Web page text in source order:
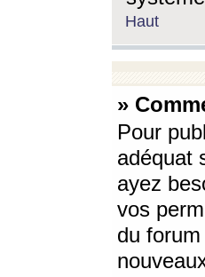
Haut
»
Pour
adéquat
ayez
vos
du